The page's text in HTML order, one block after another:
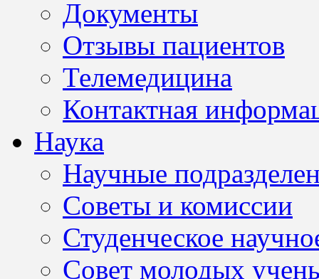
Документы
Отзывы пациентов
Телемедицина
Контактная
Наука
Научные
Советы и комиссии
Студенческое
Совет молодых